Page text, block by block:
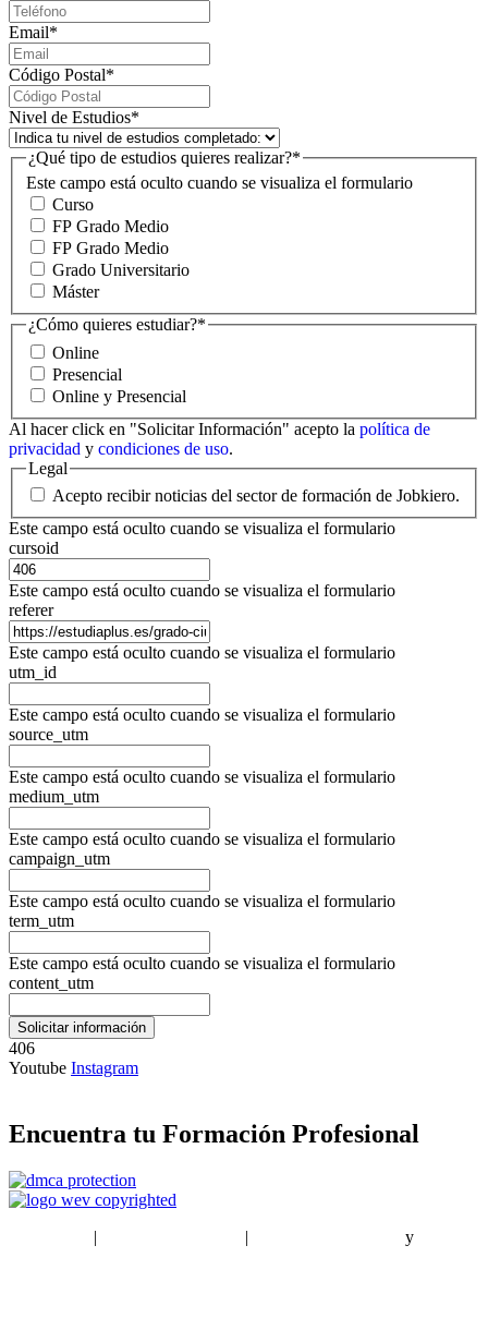
Email*
Código Postal*
Nivel de Estudios*
Este campo está oculto cuando se visualiza el formulario
¿Qué tipo de estudios quieres realizar?*
Curso
FP Grado Medio
FP Grado Medio
Grado Universitario
Máster
¿Cómo quieres estudiar?*
Online
Presencial
Online y Presencial
Al hacer click en "Solicitar Información" acepto la política de
privacidad y condiciones de uso.
Legal
Acepto recibir noticias del sector de formación de Jobkiero.
Este campo está oculto cuando se visualiza el formulario
cursoid
Este campo está oculto cuando se visualiza el formulario
referer
Este campo está oculto cuando se visualiza el formulario
utm_id
Este campo está oculto cuando se visualiza el formulario
source_utm
Este campo está oculto cuando se visualiza el formulario
medium_utm
Este campo está oculto cuando se visualiza el formulario
campaign_utm
Este campo está oculto cuando se visualiza el formulario
term_utm
Este campo está oculto cuando se visualiza el formulario
content_utm
406
Youtube Instagram
Encuentra tu Formación Profesional
| | y